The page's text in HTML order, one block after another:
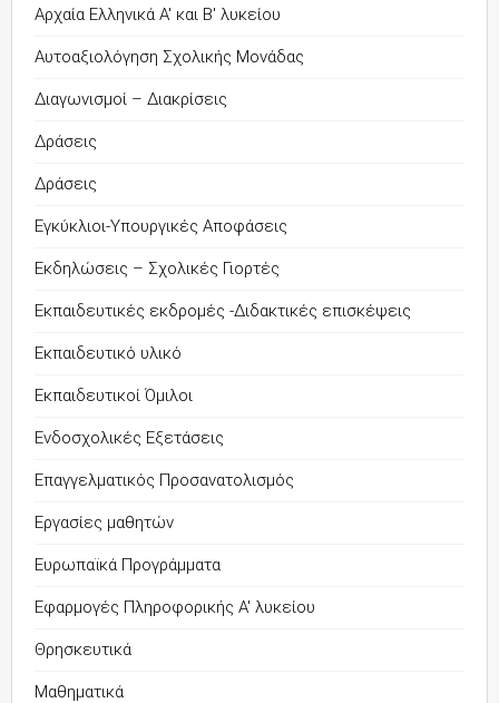
Αρχαία Ελληνικά Α' και Β' λυκείου
Αυτοαξιολόγηση Σχολικής Μονάδας
Διαγωνισμοί – Διακρίσεις
Δράσεις
Δράσεις
Εγκύκλιοι-Υπουργικές Αποφάσεις
Εκδηλώσεις – Σχολικές Γιορτές
Εκπαιδευτικές εκδρομές -Διδακτικές επισκέψεις
Εκπαιδευτικό υλικό
Εκπαιδευτικοί Όμιλοι
Ενδοσχολικές Εξετάσεις
Επαγγελματικός Προσανατολισμός
Εργασίες μαθητών
Ευρωπαϊκά Προγράμματα
Εφαρμογές Πληροφορικής Α' λυκείου
Θρησκευτικά
Μαθηματικά